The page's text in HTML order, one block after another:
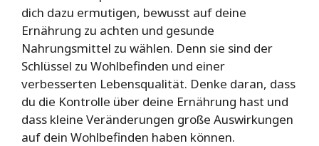
dich dazu ermutigen, bewusst auf deine
Ernährung zu achten und gesunde
Nahrungsmittel zu wählen. Denn sie sind der
Schlüssel zu Wohlbefinden und einer
verbesserten Lebensqualität. Denke daran, dass
du die Kontrolle über deine Ernährung hast und
dass kleine Veränderungen große Auswirkungen
auf dein Wohlbefinden haben können.